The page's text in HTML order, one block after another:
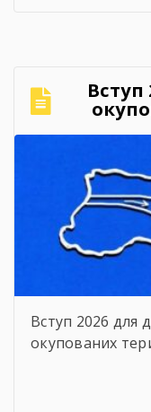
Вступ
Вступ 2026 для
окупованих